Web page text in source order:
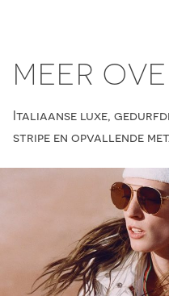
MEER
Italiaanse luxe,
stripe en opvallende